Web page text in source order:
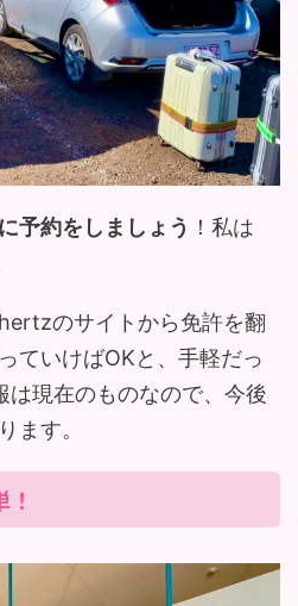
予約をしましょう ！私は
のサイトから免許を翻
ていけばOKと、手軽だっ
は現在のものなので、今後
ます。